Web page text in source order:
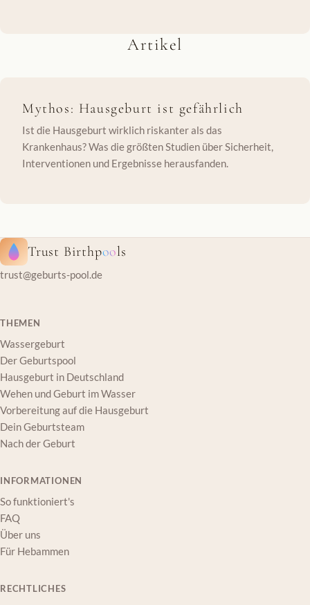
Artikel
Mythos: Hausgeburt ist gefährlich
Ist die Hausgeburt wirklich riskanter als das
Krankenhaus? Was die größten Studien über Sicherheit,
Interventionen und Ergebnisse herausfanden.
Trust Birthpools
trust@geburts-pool.de
THEMEN
Wassergeburt
Der Geburtspool
Hausgeburt in Deutschland
Wehen und Geburt im Wasser
Vorbereitung auf die Hausgeburt
Dein Geburtsteam
Nach der Geburt
INFORMATIONEN
So funktioniert's
FAQ
Über uns
Für Hebammen
RECHTLICHES